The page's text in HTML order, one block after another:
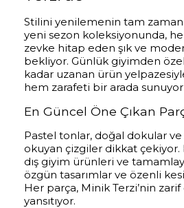
Stilini yenilemenin tam
yeni sezon koleksiyonunda,
zevke hitap eden şık ve
bekliyor. Günlük giyimden
kadar uzanan ürün
hem zarafeti bir arada
En Güncel Öne Çıkan
Pastel tonlar, doğal dokular
okuyan çizgiler dikkat çekiyor.
dış giyim ürünleri ve
özgün tasarımlar ve özenli
Her parça, Minik Terzi’nin
yansıtıyor.